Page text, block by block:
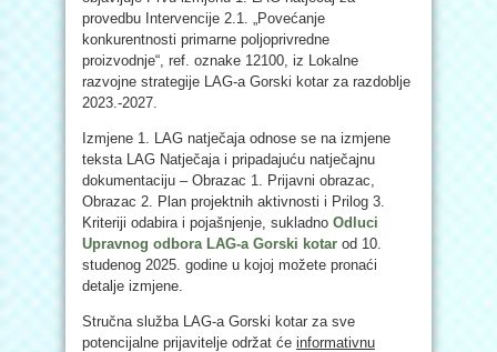
provedbu Intervencije 2.1. „Povećanje
konkurentnosti primarne poljoprivredne
proizvodnje“, ref. oznake 12100, iz Lokalne
razvojne strategije LAG-a Gorski kotar za razdoblje
2023.-2027.
Izmjene 1. LAG natječaja odnose se na izmjene
teksta LAG Natječaja i pripadajuću natječajnu
dokumentaciju – Obrazac 1. Prijavni obrazac,
Obrazac 2. Plan projektnih aktivnosti i Prilog 3.
Kriteriji odabira i pojašnjenje, sukladno Odluci
Upravnog odbora LAG-a Gorski kotar od 10.
studenog 2025. godine u kojoj možete pronaći
detalje izmjene.
Stručna služba LAG-a Gorski kotar za sve
potencijalne prijavitelje održat će informativnu